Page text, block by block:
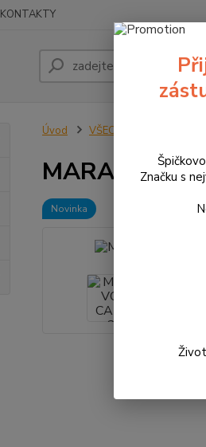
KONTAKTY
Úvod VŠECHNY PRODUKTY
MARAES -
Novinka
Značku s